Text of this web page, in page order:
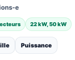
e
22 kW, 50 kW
Puissance